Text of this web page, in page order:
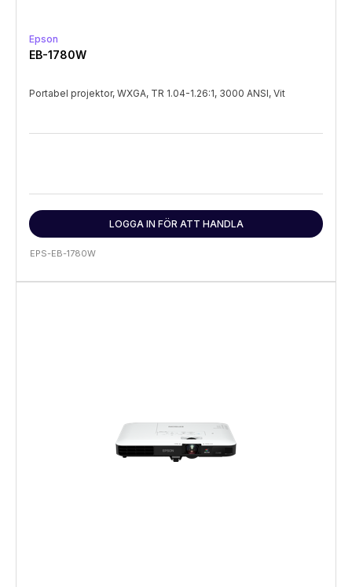
Epson
EB-1780W
Portabel projektor, WXGA, TR 1.04-1.26:1, 3000 ANSI, Vit
LOGGA IN FÖR ATT HANDLA
EPS-EB-1780W